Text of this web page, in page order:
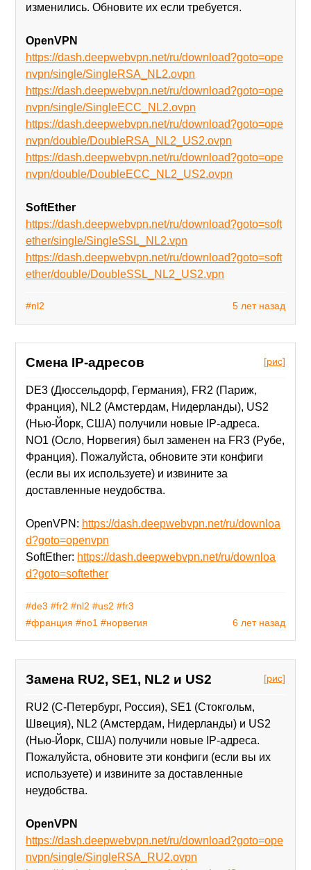
изменились. Обновите их если требуется.
OpenVPN
https://dash.deepwebvpn.net/ru/download?goto=ope
nvpn/single/SingleRSA_NL2.ovpn
https://dash.deepwebvpn.net/ru/download?goto=ope
nvpn/single/SingleECC_NL2.ovpn
https://dash.deepwebvpn.net/ru/download?goto=ope
nvpn/double/DoubleRSA_NL2_US2.ovpn
https://dash.deepwebvpn.net/ru/download?goto=ope
nvpn/double/DoubleECC_NL2_US2.ovpn
SoftEther
https://dash.deepwebvpn.net/ru/download?goto=soft
ether/single/SingleSSL_NL2.vpn
https://dash.deepwebvpn.net/ru/download?goto=soft
ether/double/DoubleSSL_NL2_US2.vpn
5 лет назад
#nl2
[рис]
Смена IP-адресов
DE3 (Дюссельдорф, Германия), FR2 (Париж,
Франция), NL2 (Амстердам, Нидерланды), US2
(Нью-Йорк, США) получили новые IP-адреса.
NO1 (Осло, Норвегия) был заменен на FR3 (Рубе,
Франция). Пожалуйста, обновите эти конфиги
(если вы их используете) и извините за
доставленные неудобства.
OpenVPN: https://dash.deepwebvpn.net/ru/downloa
d?goto=openvpn
SoftEther: https://dash.deepwebvpn.net/ru/downloa
d?goto=softether
6 лет назад
#de3 #fr2 #nl2 #us2 #fr3
#франция #no1 #норвегия
[рис]
Замена RU2, SE1, NL2 и US2
RU2 (С-Петербург, Россия), SE1 (Стокгольм,
Швеция), NL2 (Амстердам, Нидерланды) и US2
(Нью-Йорк, США) получили новые IP-адреса.
Пожалуйста, обновите эти конфиги (если вы их
используете) и извините за доставленные
неудобства.
OpenVPN
https://dash.deepwebvpn.net/ru/download?goto=ope
nvpn/single/SingleRSA_RU2.ovpn